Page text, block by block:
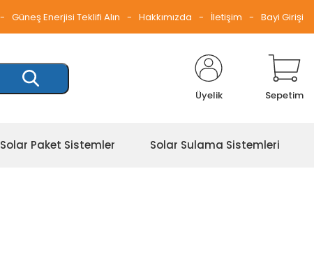
Güneş Enerjisi Teklifi Alın Hakkımızda İletişim Bayi Girişi
Üyelik Sepetim
Solar Paket Sistemler Solar Sulama Sistemleri